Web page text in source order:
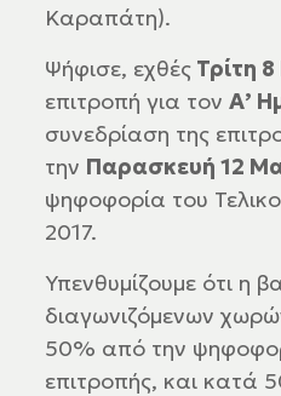
Καραπάτη).
Ψήφισε, εχθέςΤρίτη
επιτροπή για τον Α’
συνεδρίαση της
την Παρασκευή 12
ψηφοφορία του
2017.
Υπενθυμίζουμε ότι η
διαγωνιζόμενων
50% από την
επιτροπής, και κατά